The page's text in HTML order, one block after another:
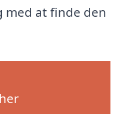
med at finde den